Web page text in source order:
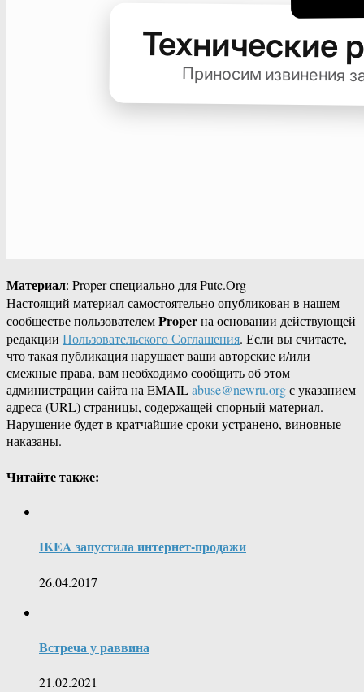
Материал: Proper специально для Putc.Org
Настоящий материал самостоятельно опубликован в нашем
сообществе пользователемProperна основании действующей
редакции Пользовательского Соглашения. Если вы считаете,
что такая публикация нарушает ваши авторские и/или
смежные права, вам необходимо сообщить об этом
администрации сайта на EMAILabuse@newru.orgс указанием
адреса (URL) страницы, содержащей спорный материал.
Нарушение будет в кратчайшие сроки устранено, виновные
наказаны.
Читайте также:
IKEA запустила интернет-продажи
26.04.2017
Встреча у раввина
21.02.2021